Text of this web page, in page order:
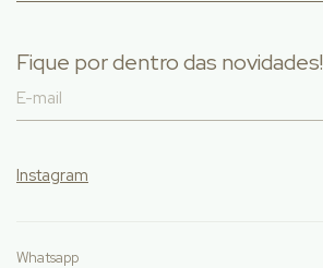
Fique por dentro das novidades!
Instagram
Whatsapp